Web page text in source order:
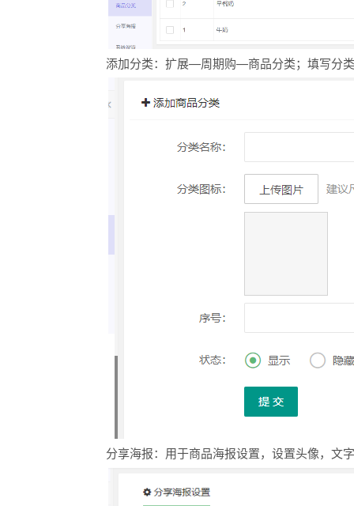
添加分类：扩展—周期购—商品分类；填写分
分享海报：用于商品海报设置，设置头像，文